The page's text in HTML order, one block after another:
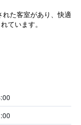
た客室があり、快適
ています。